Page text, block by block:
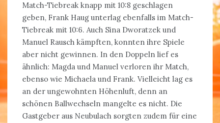
Match-Tiebreak knapp mit 10:8 geschlagen
geben, Frank Haug unterlag ebenfalls im Match-
Tiebreak mit 10:6. Auch Sina Dworatzek und
Manuel Rausch kämpften, konnten ihre Spiele
aber nicht gewinnen. In den Doppeln lief es
ähnlich: Magda und Manuel verloren ihr Match,
ebenso wie Michaela und Frank. Vielleicht lag es
an der ungewohnten Höhenluft, denn an
schönen Ballwechseln mangelte es nicht. Die
Gastgeber aus Neubulach sorgten zudem für eine